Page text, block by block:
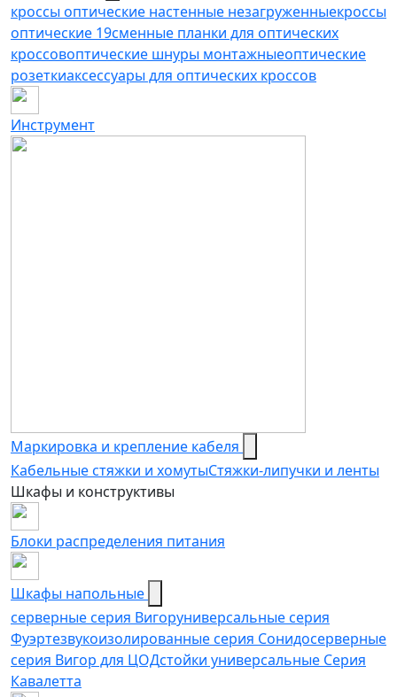
кроссы оптические настенные незагруженныекроссы
оптические 19сменные планки для оптических
кроссовоптические шнуры монтажныеоптические
розеткиаксессуары для оптических кроссов
Инструмент
Маркировка и крепление кабеля
Кабельные стяжки и хомутыСтяжки-липучки и ленты
Шкафы и конструктивы
Блоки распределения питания
Шкафы напольные
серверные серия Вигоруниверсальные серия
Фуэртезвукоизолированные серия Сонидосерверные
серия Вигор для ЦОДстойки универсальные Серия
Кавалетта